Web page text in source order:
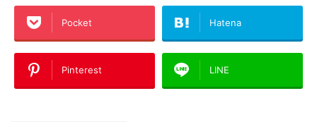
Pocket Hatena
Pinterest LINE